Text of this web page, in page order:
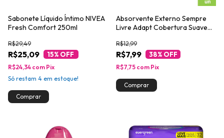
Sabonete Líquido Íntimo NIVEA
Fresh Comfort 250ml
R$25,09
R$29,49
15% OFF
R$24,34 com Pix
Só restam 4 em estoque!
Absorvente Externo Sempre
Livre Adapt Cobertura Suave
R$7,99
R$12,99
38% OFF
R$7,75 com Pix